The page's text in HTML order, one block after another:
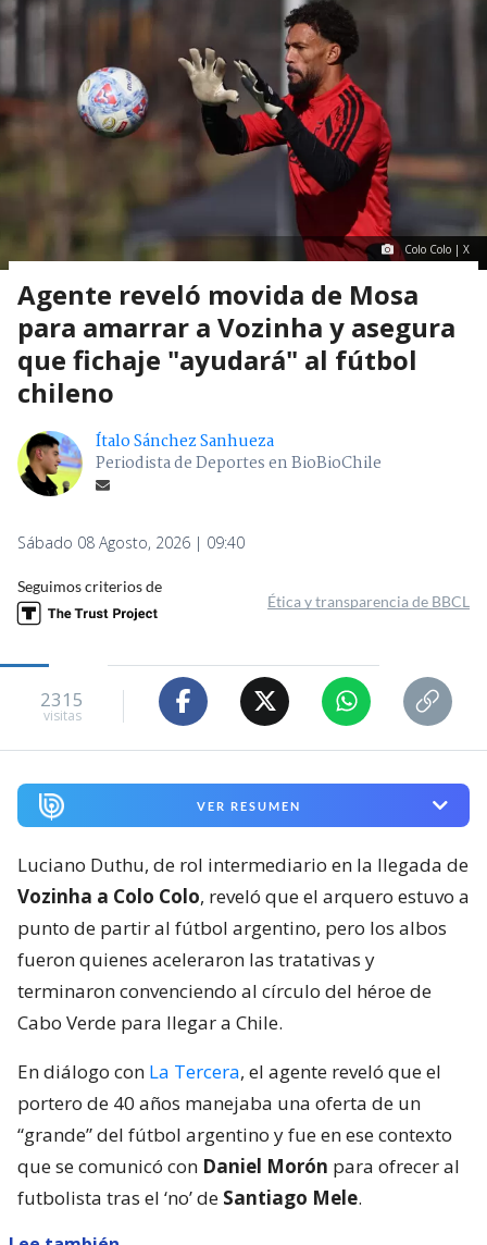
Colo Colo | X
Agente reveló movida de Mosa
para amarrar a Vozinha y asegura
que fichaje "ayudará" al fútbol
chileno
Ítalo Sánchez Sanhueza
Periodista de Deportes en BioBioChile
Sábado 08 Agosto, 2026 | 09:40
Seguimos criterios de
Ética y transparencia de BBCL
2315
visitas
VER RESUMEN
Luciano Duthu, de rol intermediario en la llegada de
Vozinha a Colo Colo, reveló que el arquero estuvo a
punto de partir al fútbol argentino, pero los albos
fueron quienes aceleraron las tratativas y
terminaron convenciendo al círculo del héroe de
Cabo Verde para llegar a Chile.
En diálogo con La Tercera, el agente reveló que el
portero de 40 años manejaba una oferta de un
“grande” del fútbol argentino y fue en ese contexto
que se comunicó con Daniel Morón para ofrecer al
futbolista tras el ‘no’ de Santiago Mele.